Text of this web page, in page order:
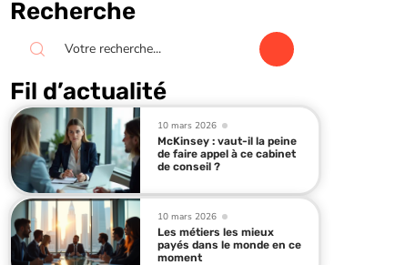
Recherche
Fil d’actualité
10 mars 2026
McKinsey : vaut-il la peine
de faire appel à ce cabinet
de conseil ?
10 mars 2026
Les métiers les mieux
payés dans le monde en ce
moment